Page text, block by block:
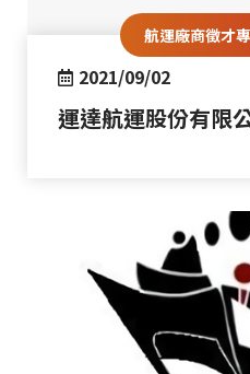
航運廠商徵才
2021/09/02
運達航運股份有限